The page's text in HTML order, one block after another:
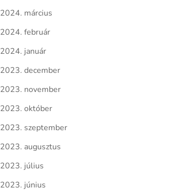
2024. március
2024. február
2024. január
2023. december
2023. november
2023. október
2023. szeptember
2023. augusztus
2023. július
2023. június